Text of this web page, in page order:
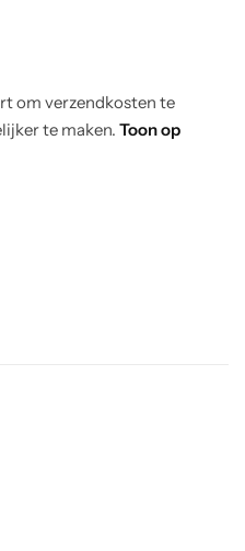
om verzendkosten te
te maken. Toon op